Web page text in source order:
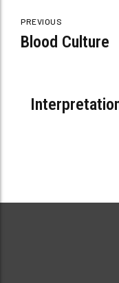
PREVIOUS
Blood Culture